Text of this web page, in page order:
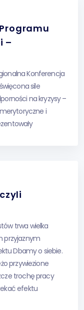
–
Konferencja
sile
na kryzysy –
i
trwa wielka
przyjaznym
Dbamy o siebie.
przywiezione
trochę pracy
efektu